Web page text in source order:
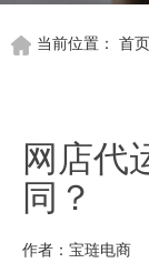
当前位置： 首页
网店代
同？
作者：宝琏电商